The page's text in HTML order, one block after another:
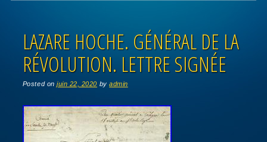
LAZARE HOCHE. GÉNÉRAL DE LA
RÉVOLUTION. LETTRE SIGNÉE
Posted onjuin 22, 2020 byadmin